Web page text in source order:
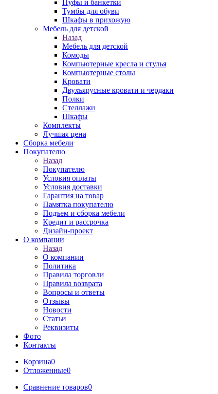
Пуфы и банкетки
Тумбы для обуви
Шкафы в прихожую
Мебель для детской
Назад
Мебель для детской
Комоды
Компьютерные кресла и стулья
Компьютерные столы
Кровати
Двухъярусные кровати и чердаки
Полки
Стеллажи
Шкафы
Комплекты
Лучшая цена
Сборка мебели
Покупателю
Назад
Покупателю
Условия оплаты
Условия доставки
Гарантия на товар
Памятка покупателю
Подъем и сборка мебели
Кредит и рассрочка
Дизайн-проект
О компании
Назад
О компании
Политика
Правила торговли
Правила возврата
Вопросы и ответы
Отзывы
Новости
Статьи
Реквизиты
Фото
Контакты
Корзина0
Отложенные0
Сравнение товаров0